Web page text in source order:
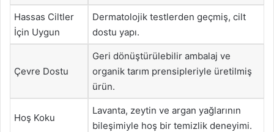
Hassas Ciltler
İçin Uygun
Dermatolojik testlerden geçmiş, cilt
dostu yapı.
Çevre Dostu
Geri dönüştürülebilir ambalaj ve
organik tarım prensipleriyle üretilmiş
ürün.
Hoş Koku
Lavanta, zeytin ve argan yağlarının
bileşimiyle hoş bir temizlik deneyimi.